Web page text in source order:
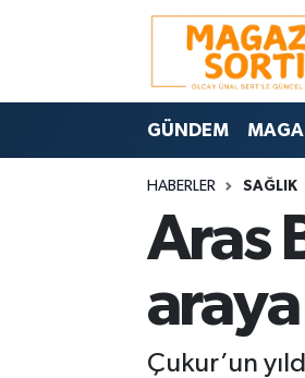
GÜNDEM
HABERLER SAĞLIK
Aras
Çukur’un
Nöbetçi Eczaneler
Hava Durumu
Trafik Durumu
Süper Lig Puan Durumu ve
Tüm Manşetler
Son Dakika Haberleri